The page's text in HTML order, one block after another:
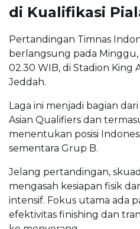
di Kualifikasi
Pertandingan Timnas
berlangsung pada Minggu,
02.30 WIB, di Stadion King
Jeddah.
Laga ini menjadi bagian
Asian Qualifiers dan
menentukan posisi
sementara Grup B.
Jelang pertandingan,
mengasah kesiapan fisik
intensif. Fokus utama ada
efektivitas finishing dan